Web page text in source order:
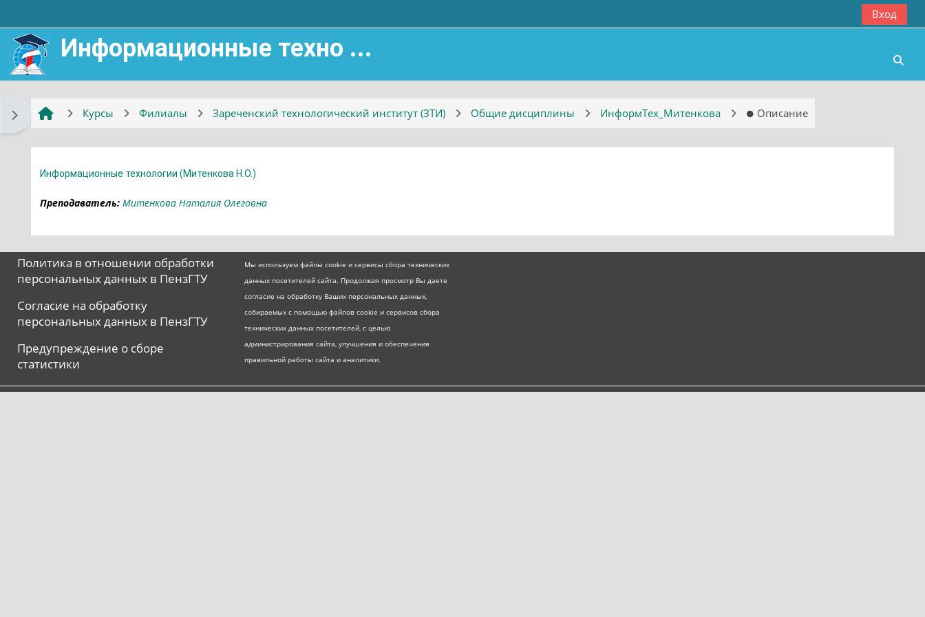
Вход
Информационные техно ...
Открыть боковую панель
Курсы Филиалы Зареченский технологический институт (ЗТИ) Общие дисциплины ИнформТех_Митенкова Описание
Информационные технологии (Митенкова Н.О.)
Преподаватель:Митенкова Наталия Олеговна
Политика в отношении обработки
персональных данных в ПензГТУ
Согласие на обработку
персональных данных в ПензГТУ
Предупреждение о сборе
статистики
Мы используем файлы cookie и сервисы сбора технических
данных посетителей сайта. Продолжая просмотр Вы даете
согласие на обработку Ваших персональных данных,
собираемых с помощью файлов cookie и сервисов сбора
технических данных посетителей, с целью
администрирования сайта, улучшения и обеспечения
правильной работы сайта и аналитики.